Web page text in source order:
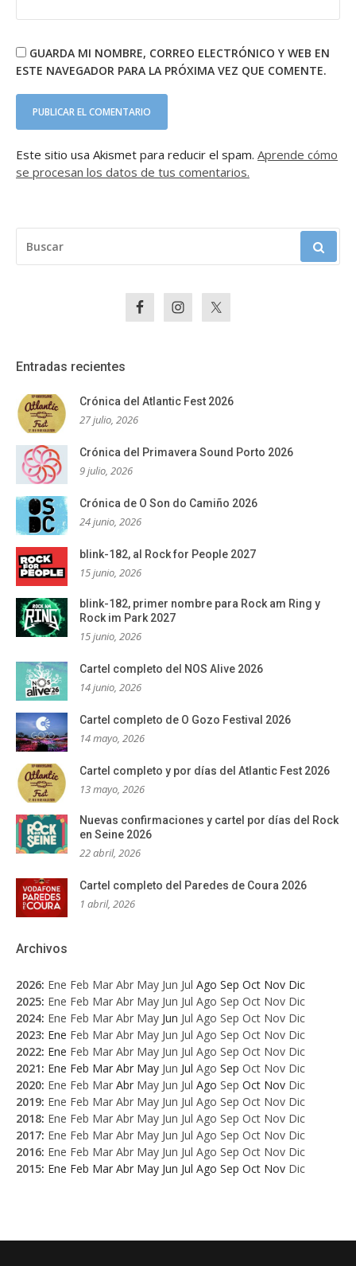
GUARDA MI NOMBRE, CORREO ELECTRÓNICO Y WEB EN
ESTE NAVEGADOR PARA LA PRÓXIMA VEZ QUE COMENTE.
Este sitio usa Akismet para reducir el spam. Aprende cómo
se procesan los datos de tus comentarios.
Entradas recientes
Crónica del Atlantic Fest 2026
27 julio, 2026
Crónica del Primavera Sound Porto 2026
9 julio, 2026
Crónica de O Son do Camiño 2026
24 junio, 2026
blink-182, al Rock for People 2027
15 junio, 2026
blink-182, primer nombre para Rock am Ring y
Rock im Park 2027
15 junio, 2026
Cartel completo del NOS Alive 2026
14 junio, 2026
Cartel completo de O Gozo Festival 2026
14 mayo, 2026
Cartel completo y por días del Atlantic Fest 2026
13 mayo, 2026
Nuevas confirmaciones y cartel por días del Rock
en Seine 2026
22 abril, 2026
Cartel completo del Paredes de Coura 2026
1 abril, 2026
Archivos
2026: Ene Feb Mar Abr May Jun Jul Ago Sep Oct Nov Dic
2025: Ene Feb Mar Abr May Jun Jul Ago Sep Oct Nov Dic
2024: Ene Feb Mar Abr May Jun Jul Ago Sep Oct Nov Dic
2023: Ene Feb Mar Abr May Jun Jul Ago Sep Oct Nov Dic
2022: Ene Feb Mar Abr May Jun Jul Ago Sep Oct Nov Dic
2021: Ene Feb Mar Abr May Jun Jul Ago Sep Oct Nov Dic
2020: Ene Feb Mar Abr May Jun Jul Ago Sep Oct Nov Dic
2019: Ene Feb Mar Abr May Jun Jul Ago Sep Oct Nov Dic
2018: Ene Feb Mar Abr May Jun Jul Ago Sep Oct Nov Dic
2017: Ene Feb Mar Abr May Jun Jul Ago Sep Oct Nov Dic
2016: Ene Feb Mar Abr May Jun Jul Ago Sep Oct Nov Dic
2015: Ene Feb Mar Abr May Jun Jul Ago Sep Oct Nov Dic